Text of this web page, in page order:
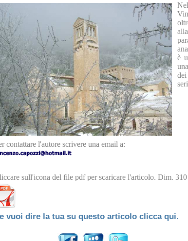
è
contattare l'autore scrivere una email a:
sull'icona del file pdf per scaricare l'articolo. Dim.
vuoi dire la tua su questo articolo clicca qui.